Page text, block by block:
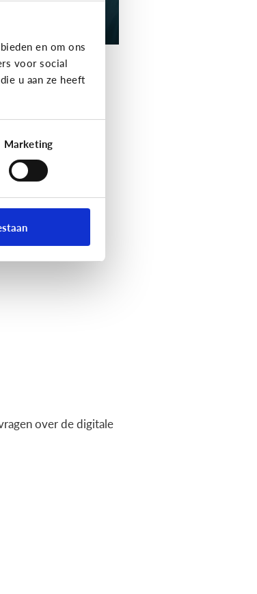
en om ons
voor social
u aan ze heeft
Marketing
over de digitale